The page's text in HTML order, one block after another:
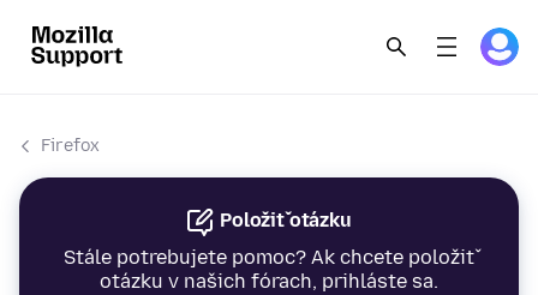
Firefox
Položiť otázku
Stále potrebujete pomoc? Ak chcete položiť
otázku v našich fórach, prihláste sa.